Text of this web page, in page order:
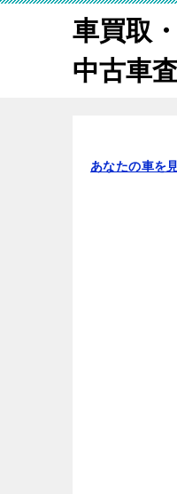
車買取
中古車
あなたの車を